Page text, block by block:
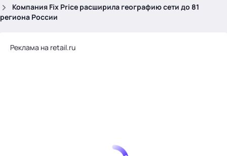
Компания Fix Price расширила географию сети до 81
региона России
Реклама на retail.ru